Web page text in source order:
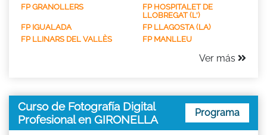
FP GRANOLLERS
FP HOSPITALET DE
LLOBREGAT (L')
FP IGUALADA
FP LLAGOSTA (LA)
FP LLINARS DEL VALLÈS
FP MANLLEU
Ver más
Curso de Fotografía Digital
Profesional en GIRONELLA
Programa